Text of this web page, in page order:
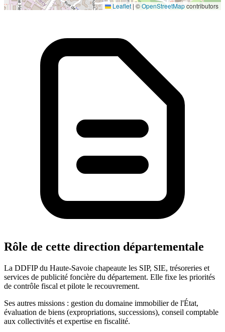
Leaflet | ©OpenStreetMapcontributors
Rôle de cette direction départementale
La DDFIP du Haute-Savoie chapeaute les SIP, SIE, trésoreries et
services de publicité foncière du département. Elle fixe les priorités
de contrôle fiscal et pilote le recouvrement.
Ses autres missions : gestion du domaine immobilier de l'État,
évaluation de biens (expropriations, successions), conseil comptable
aux collectivités et expertise en fiscalité.